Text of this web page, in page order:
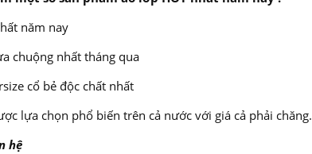
năm nay
chuộng nhất tháng qua
cổ bẻ độc chất nhất
lựa chọn phổ biến trên cả nước với giá cả phải chăng.
hệ